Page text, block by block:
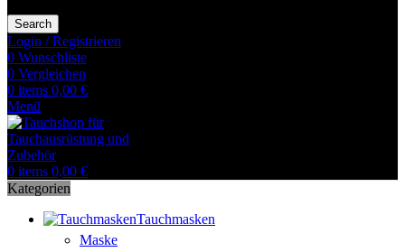
Search
Login / Registrieren
0 Wunschliste
0 Vergleichen
0 items 0,00 €
Menü
0 items 0,00 €
Kategorien
Tauchmasken
Maske